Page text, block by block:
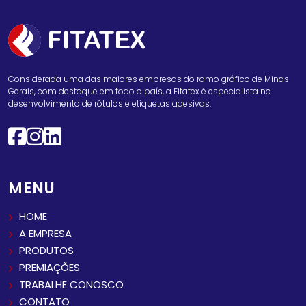
Considerada uma das maiores empresas do ramo gráfico de Minas
Gerais, com destaque em todo o país, a Fitatex é especialista no
desenvolvimento de rótulos e etiquetas adesivas.
MENU
HOME
A EMPRESA
PRODUTOS
PREMIAÇÕES
TRABALHE CONOSCO
CONTATO